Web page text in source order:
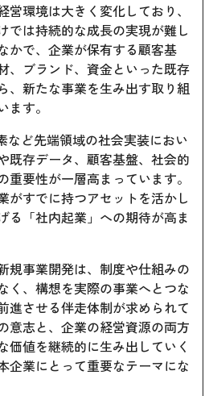
環境は大きく変化しており、
では持続的な成長の実現が難し
かで、企業が保有する顧客基
、ブランド、資金といった既存
、新たな事業を生み出す取り組
す。
など先端領域の社会実装におい
既存データ、顧客基盤、社会的
要性が一層高まっています。
がすでに持つアセットを活かし
る「社内起業」への期待が高ま
規事業開発は、制度や仕組みの
く、構想を実際の事業へとつな
進させる伴走体制が求められて
意志と、企業の経営資源の両方
価値を継続的に生み出していく
企業にとって重要なテーマにな